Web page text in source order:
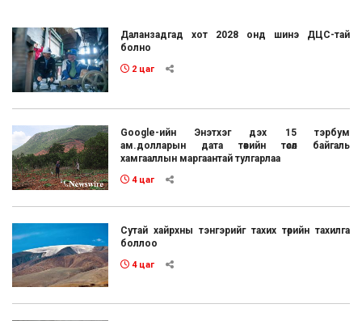
Даланзадгад хот 2028 онд шинэ ДЦС-тай
болно
2 цаг
Google-ийн Энэтхэг дэх 15 тэрбум
ам.долларын дата төвийн төсөл байгаль
хамгааллын маргаантай тулгарлаа
4 цаг
Сутай хайрхны тэнгэрийг тахих төрийн тахилга
боллоо
4 цаг